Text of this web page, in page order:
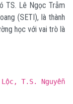
TS. Lê Ngọc Trẫm
(SETI), là thành
học với vai trò là
T.S. Nguyễn